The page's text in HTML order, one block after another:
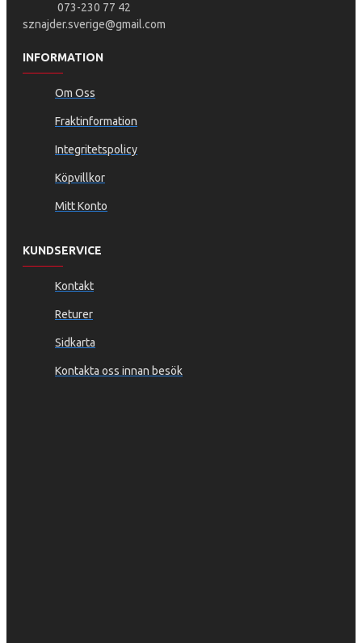
073-230 77 42
sznajder.sverige@gmail.com
INFORMATION
Om Oss
Fraktinformation
Integritetspolicy
Köpvillkor
Mitt Konto
KUNDSERVICE
Kontakt
Returer
Sidkarta
Kontakta oss innan besök